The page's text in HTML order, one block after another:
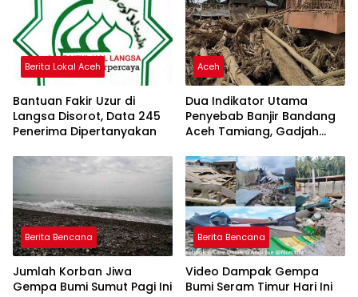
Berita Lokal Aceh
Bantuan Fakir Uzur di
Langsa Disorot, Data 245
Penerima Dipertanyakan
Aceh
Dua Indikator Utama
Penyebab Banjir Bandang
Aceh Tamiang, Gadjah
DAS
Berita Bencana
Jumlah Korban Jiwa
Gempa Bumi Sumut Pagi Ini
Berita Bencana
Video Dampak Gempa
Bumi Seram Timur Hari Ini